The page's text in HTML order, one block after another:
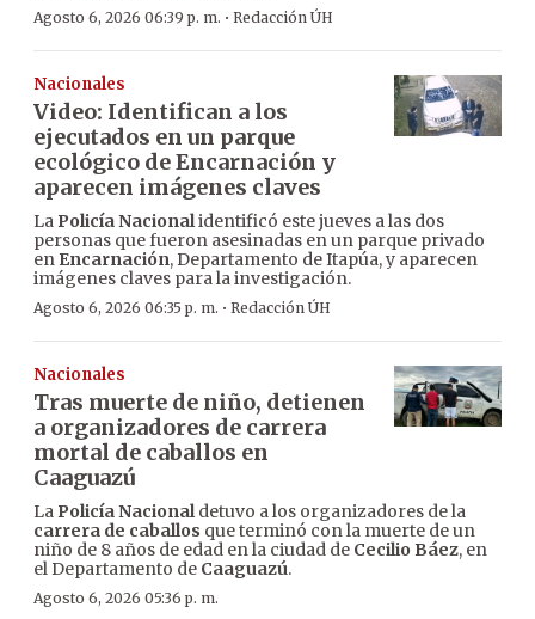
Agosto 6, 2026 06:39 p. m. · Redacción ÚH
Nacionales
Video: Identifican a los
ejecutados en un parque
ecológico de Encarnación y
aparecen imágenes claves
La Policía Nacionalidentificó este jueves a las dos
personas que fueron asesinadas en un parque privado
en Encarnación, Departamento de Itapúa, y aparecen
imágenes claves para la investigación.
Agosto 6, 2026 06:35 p. m. · Redacción ÚH
Nacionales
Tras muerte de niño, detienen
a organizadores de carrera
mortal de caballos en
Caaguazú
La Policía Nacionaldetuvo a los organizadores de la
carrera de caballos que terminó con la muerte de un
niño de 8 años de edad en la ciudad de Cecilio Báez, en
el Departamento de Caaguazú.
Agosto 6, 2026 05:36 p. m.